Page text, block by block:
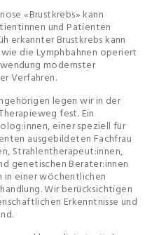
«Brustkrebs» kann
und Patienten
erkannter Brustkrebs kann
die Lymphbahnen operiert
modernster
Verfahren.
legen wir in der
fest. Ein
einer speziell für
ausgebildeten Fachfrau
Strahlentherapeut:innen,
genetischen Berater:innen
in einer wöchentlichen
Wir berücksichtigen
Erkenntnisse und